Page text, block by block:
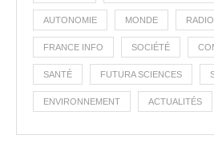
AUTONOMIE MONDE
FRANCE INFO SOCIÉTÉ
SANTÉ FUTURA SCIENCES
ENVIRONNEMENT ACTUALITÉS